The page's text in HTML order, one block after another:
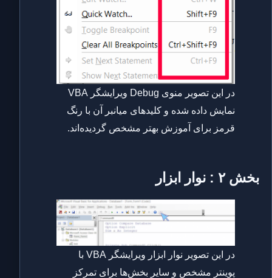
در این تصویر منوی Debug ویرایشگر VBA
نمایش داده شده و کلیدهای میانبر آن با رنگ
قرمز برای آموزش بهتر مشخص گردیده‌اند.
بخش ۲ : نوار ابزار
در این تصویر نوار ابزار ویرایشگر VBA با
پوینتر مشخص و سایر بخش‌ها برای تمرکز